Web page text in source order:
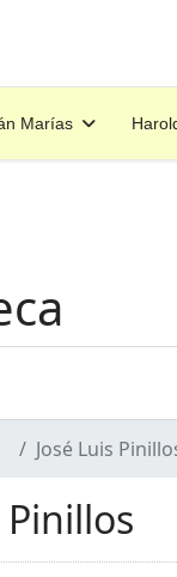
Marías
José Luis
Pinillos